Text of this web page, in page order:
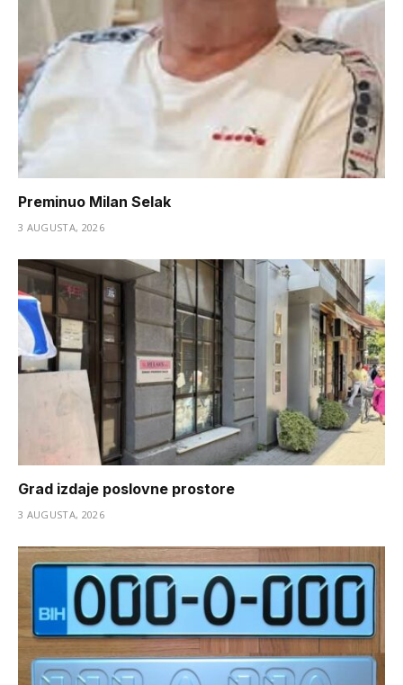
Preminuo Milan Selak
3 AUGUSTA, 2026
Grad izdaje poslovne prostore
3 AUGUSTA, 2026